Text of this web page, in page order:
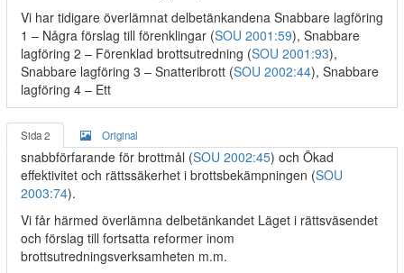
Vi har tidigare överlämnat delbetänkandena Snabbare lagföring
1 – Några förslag till förenklingar (SOU 2001:59), Snabbare
lagföring 2 – Förenklad brottsutredning (SOU 2001:93),
Snabbare lagföring 3 – Snatteribrott (SOU 2002:44), Snabbare
lagföring 4 – Ett
Sida 2 Original
snabbförfarande för brottmål (SOU 2002:45) och Ökad
effektivitet och rättssäkerhet i brottsbekämpningen (SOU
2003:74).
Vi får härmed överlämna delbetänkandet Läget i rättsväsendet
och förslag till fortsatta reformer inom
brottsutredningsverksamheten m.m.